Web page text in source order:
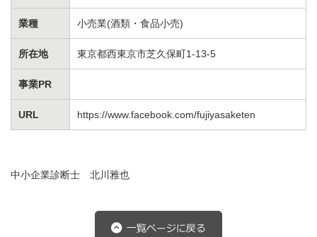
業種 小売業(酒類・食品小売)
所在地 東京都西東京市芝久保町1-13-5
事業PR
URL https://www.facebook.com/fujiyasaketen
中小企業診断士 北川雅也